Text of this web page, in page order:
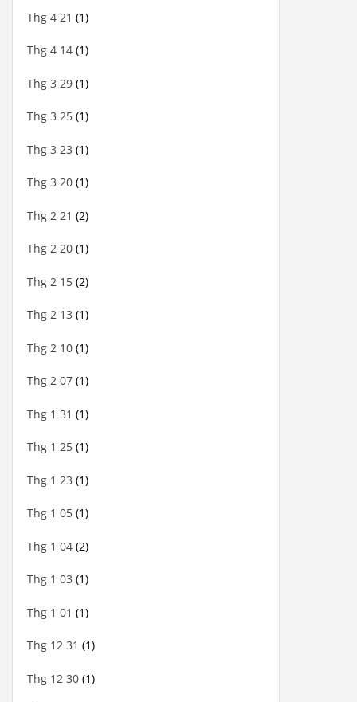
Thg 4 21 (1)
Thg 4 14 (1)
Thg 3 29 (1)
Thg 3 25 (1)
Thg 3 23 (1)
Thg 3 20 (1)
Thg 2 21 (2)
Thg 2 20 (1)
Thg 2 15 (2)
Thg 2 13 (1)
Thg 2 10 (1)
Thg 2 07 (1)
Thg 1 31 (1)
Thg 1 25 (1)
Thg 1 23 (1)
Thg 1 05 (1)
Thg 1 04 (2)
Thg 1 03 (1)
Thg 1 01 (1)
Thg 12 31 (1)
Thg 12 30 (1)